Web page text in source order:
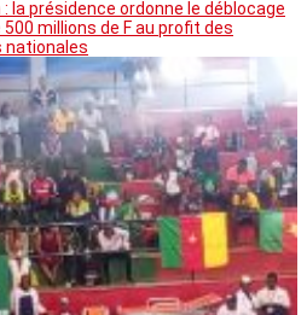
la présidence ordonne le déblocage
500 millions de F au profit des
nationales